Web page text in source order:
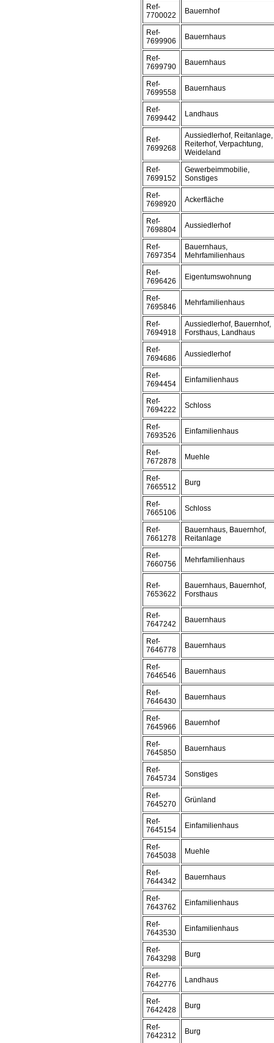
Ref-
7700022
Bauernhof
Ref-
7699906
Bauernhaus
Ref-
7699790
Bauernhaus
Ref-
7699558
Bauernhaus
Ref-
7699442
Landhaus
Ref-
7699268
Aussiedlerhof, Reitanlage,
Reiterhof, Verpachtung,
Weideland
Ref-
7699152
Gewerbeimmobilie,
Sonstiges
Ref-
7698920
Ackerfläche
Ref-
7698804
Aussiedlerhof
Ref-
7697354
Bauernhaus,
Mehrfamilienhaus
Ref-
7696426
Eigentumswohnung
Ref-
7695846
Mehrfamilienhaus
Ref-
7694918
Aussiedlerhof, Bauernhof,
Forsthaus, Landhaus
Ref-
7694686
Aussiedlerhof
Ref-
7694454
Einfamilienhaus
Ref-
7694222
Schloss
Ref-
7693526
Einfamilienhaus
Ref-
7672878
Muehle
Ref-
7665512
Burg
Ref-
7665106
Schloss
Ref-
7661278
Bauernhaus, Bauernhof,
Reitanlage
Ref-
7660756
Mehrfamilienhaus
Ref-
7653622
Bauernhaus, Bauernhof,
Forsthaus
Ref-
7647242
Bauernhaus
Ref-
7646778
Bauernhaus
Ref-
7646546
Bauernhaus
Ref-
7646430
Bauernhaus
Ref-
7645966
Bauernhof
Ref-
7645850
Bauernhaus
Ref-
7645734
Sonstiges
Ref-
7645270
Grünland
Ref-
7645154
Einfamilienhaus
Ref-
7645038
Muehle
Ref-
7644342
Bauernhaus
Ref-
7643762
Einfamilienhaus
Ref-
7643530
Einfamilienhaus
Ref-
7643298
Burg
Ref-
7642776
Landhaus
Ref-
7642428
Burg
Ref-
7642312
Burg